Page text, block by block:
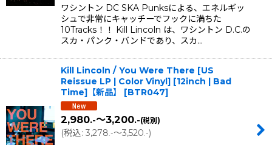
ワシントン DC SKA Punksによる、エネルギッ
シュで非常にキャッチーでフックに満ちた
10Tracks！！ Kill Lincoln は、ワシントン D.C.の
スカ・パンク・バンドであり、スカ…
Kill Lincoln / You Were There [US
Reissue LP | Color Vinyl] [12inch | Bad
Time]【新品】
[BTR047]
2,980.-～3,200.-(税別)
(税込: 3,278.-～3,520.-)